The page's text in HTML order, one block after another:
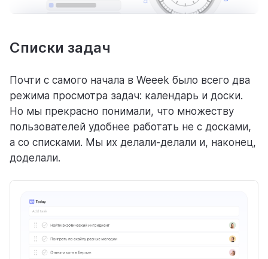
тарифные планы для любых команд
помощь
помогаем научиться работать в Weeek
Списки задач
Почти с самого начала в Weeek было всего два
режима просмотра задач: календарь и доски.
Но мы прекрасно понимали, что множеству
пользователей удобнее работать не с досками,
а со списками. Мы их делали-делали и, наконец,
доделали.